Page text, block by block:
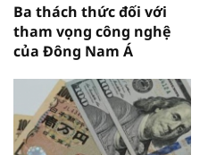
Ba thách thức đối với
tham vọng công nghệ
của Đông Nam Á